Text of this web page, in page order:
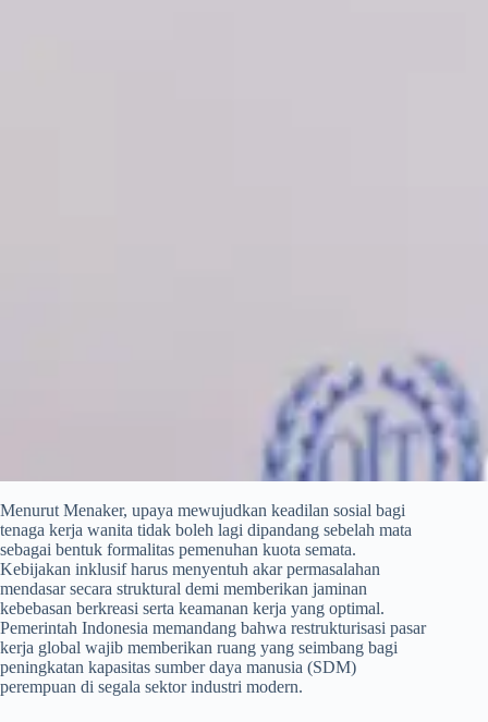
​Menurut Menaker, upaya mewujudkan keadilan sosial bagi
tenaga kerja wanita tidak boleh lagi dipandang sebelah mata
sebagai bentuk formalitas pemenuhan kuota semata.
Kebijakan inklusif harus menyentuh akar permasalahan
mendasar secara struktural demi memberikan jaminan
kebebasan berkreasi serta keamanan kerja yang optimal.
Pemerintah Indonesia memandang bahwa restrukturisasi pasar
kerja global wajib memberikan ruang yang seimbang bagi
peningkatan kapasitas sumber daya manusia (SDM)
perempuan di segala sektor industri modern.